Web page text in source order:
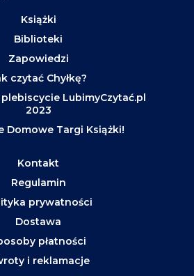
Książki
Biblioteki
Zapowiedzi
czytać Chyłkę?
LubimyCzytać.pl
2023
Domowe Targi Książki!
Kontakt
Regulamin
prywatności
Dostawa
płatności
i reklamacje